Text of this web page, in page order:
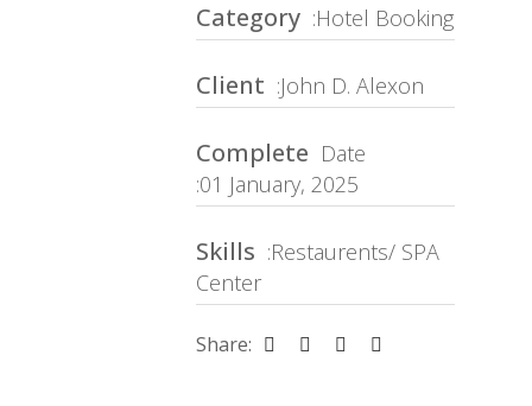
Category :Hotel Booking
Client :John D. Alexon
Complete Date
:01 January, 2025
Skills :Restaurents/ SPA
Center
Share: